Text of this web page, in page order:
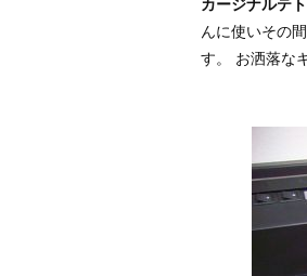
カージナルテ
んに使いその
す。 お洒落な